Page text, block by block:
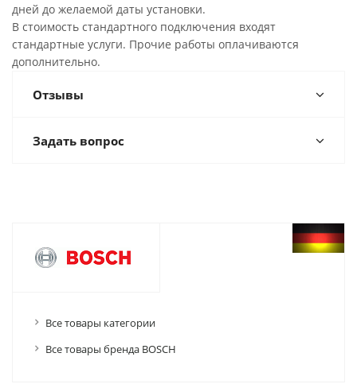
дней до желаемой даты установки.
В стоимость стандартного подключения входят
стандартные услуги. Прочие работы оплачиваются
дополнительно.
Отзывы
Задать вопрос
Все товары категории
Все товары бренда BOSCH